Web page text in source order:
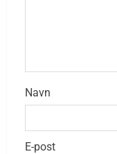
Navn
E-post